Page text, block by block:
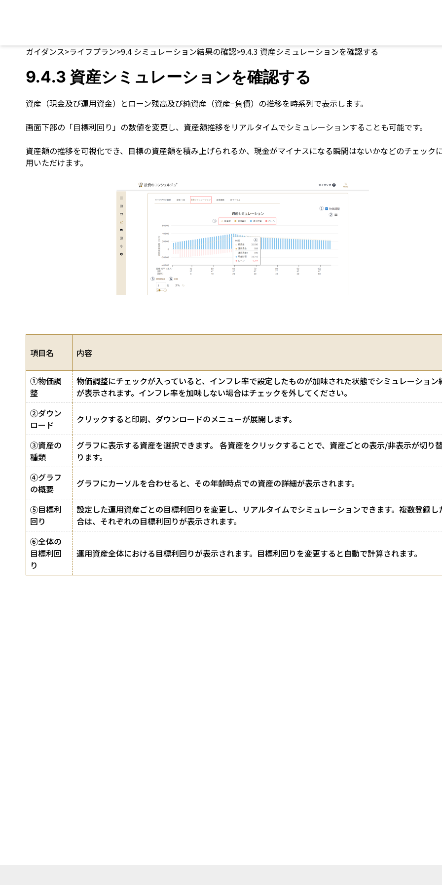
ガイダンス>ライフプラン>9.4 シミュレーション結果の確認>9.4.3 資産シミュレーションを確認する
9.4.3 資産シミュレーションを確認する
資産（現金及び運用資金）とローン残高及び純資産（資産−負債）の推移を時系列で表示します。
画面下部の「目標利回り」の数値を変更し、資産額推移をリアルタイムでシミュレーションすることも可能です。
資産額の推移を可視化でき、目標の資産額を積み上げられるか、現金がマイナスになる瞬間はないかなどのチェック
項目名 内容
①物価調
整
物価調整にチェックが入っていると、インフレ率で設定したものが加味された状態でシミュレーション
が表示されます。インフレ率を加味しない場合はチェックを外してください。
②ダウン
ロード
クリックすると印刷、ダウンロードのメニューが展開します。
③資産の
種類
グラフに表示する資産を選択できます。 各資産をクリックすることで、資産ごとの表示/非表示が切り
ります。
④グラフ
の概要
グラフにカーソルを合わせると、その年齢時点での資産の詳細が表示されます。
⑤目標利
回り
設定した運用資産ごとの目標利回りを変更し、リアルタイムでシミュレーションできます。複数登録し
合は、それぞれの目標利回りが表示されます。
⑥全体の
目標利回
り
運用資産全体における目標利回りが表示されます。目標利回りを変更すると自動で計算されます。